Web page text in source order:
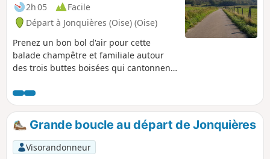
2h 05
Facile
Départ à Jonquières (Oise) (Oise)
Prenez un bon bol d'air pour cette
balade champêtre et familiale autour
des trois buttes boisées qui cantonnent
et le Mont d'Huette.
Grande boucle au départ de Jonquières
Visorandonneur